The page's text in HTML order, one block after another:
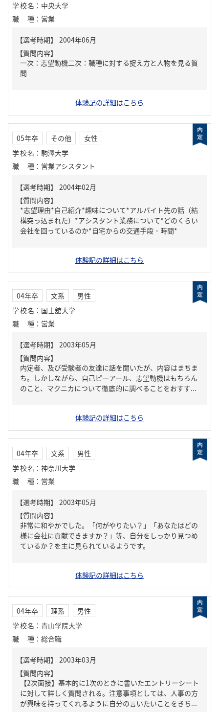
学校名 ： 中央大学
職種 ： 営業
【質問内容】
一次：志望動機二次：職種に対する捉え方と人物を見る質
問
体験記の詳細はこちら
05年卒 その他
女性
学校名 ： 駒澤大学
職種 ： 営業アシスタント
【質問内容】
*志望理由*自己紹介*趣味について*アルバイト先の話（結
構突っ込まれた）*アシスタント業務について*どのくらい
会社を回っているのか*自宅からの交通手段・時間*
体験記の詳細はこちら
04年卒 文系
男性
学校名 ： 国士舘大学
職種 ： 営業
【質問内容】
内定者、及び受験者の友達に話を聞いたが、内容はまちま
ち。しかしながら、自己ピーアール、志望動機はもちろん
のこと、マクニカについて徹底的に調べることをおすす...
体験記の詳細はこちら
04年卒 文系
男性
学校名 ： 神奈川大学
職種 ： 営業
【質問内容】
非常に和やかでした。「何がやりたい？」「あなたはどの
様に会社に貢献できますか？」等、自分をしっかり見つめ
ているか？を主に見られているようです。
体験記の詳細はこちら
04年卒 理系
男性
学校名 ： 青山学院大学
職種 ： 総合職
【質問内容】
【2次面接】基本的に1次のときに書いたエントリーシート
に対して詳しく質問される。注意事項としては、人事の方
が興味を持ってくれるように自分の言いたいことをきち...